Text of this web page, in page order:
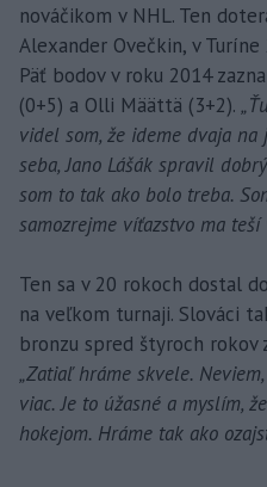
nováčikom v NHL. Ten
Alexander Ovečkin, v
Päť bodov v roku 2014
(0+5) a Olli Määttä (3+2).
videl som, že ideme dvaja na
seba, Jano Lášák spravil
som to tak ako bolo treba.
samozrejme víťazstvo ma teší
Ten sa v 20 rokoch dostal
na veľkom turnaji. Slováci
bronzu spred štyroch rokov
„Zatiaľ hráme skvele.
viac. Je to úžasné a myslím,
hokejom. Hráme tak ako